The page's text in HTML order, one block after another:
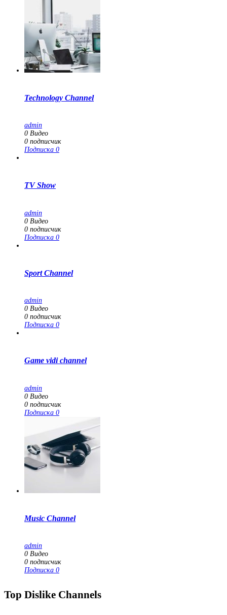
Technology Channel
admin
0 Видео
0 подписчик
Подписка 0
TV Show
admin
0 Видео
0 подписчик
Подписка 0
Sport Channel
admin
0 Видео
0 подписчик
Подписка 0
Game vidi channel
admin
0 Видео
0 подписчик
Подписка 0
Music Channel
admin
0 Видео
0 подписчик
Подписка 0
Top Dislike Channels